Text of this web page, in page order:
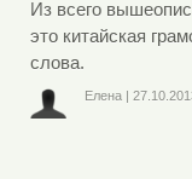
Из всего
это китайская
слова.
Елена|